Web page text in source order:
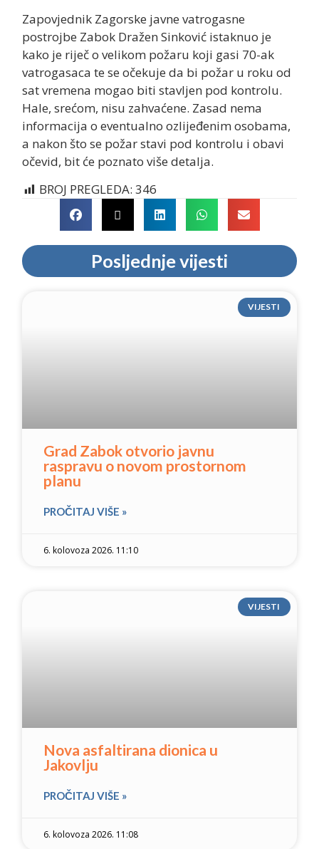
Zapovjednik Zagorske javne vatrogasne
postrojbe Zabok Dražen Sinković istaknuo je
kako je riječ o velikom požaru koji gasi 70-ak
vatrogasaca te se očekuje da bi požar u roku od
sat vremena mogao biti stavljen pod kontrolu.
Hale, srećom, nisu zahvaćene. Zasad nema
informacija o eventualno ozlijeđenim osobama,
a nakon što se požar stavi pod kontrolu i obavi
očevid, bit će poznato više detalja.
BROJ PREGLEDA: 346
Posljednje vijesti
VIJESTI
Grad Zabok otvorio javnu
raspravu o novom prostornom
planu
PROČITAJ VIŠE »
6. kolovoza 2026. 11:10
VIJESTI
Nova asfaltirana dionica u
Jakovlju
PROČITAJ VIŠE »
6. kolovoza 2026. 11:08